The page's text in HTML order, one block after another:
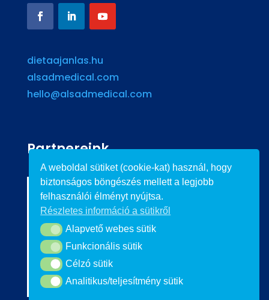
dietaajanlas.hu
alsadmedical.com
hello@alsadmedical.com
Partnereink
A weboldal sütiket (cookie-kat) használ, hogy
biztonságos böngészés mellett a legjobb
felhasználói élményt nyújtsa.
Részletes információ a sütikről
Alapvető webes sütik
Alapvető webes sütik
Funkcionális sütik
Funkcionális sütik
Célzó sütikCélzó sütik
Analitikus/teljesítmény sütik
Analitikus/teljesítmény sütik